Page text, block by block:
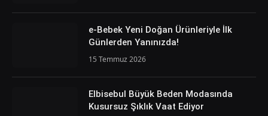
e-Bebek Yeni Doğan Ürünleriyle İlk
Günlerden Yanınızda!
15 Temmuz 2026
Elbisebul Büyük Beden Modasında
Kusursuz Şıklık Vaat Ediyor